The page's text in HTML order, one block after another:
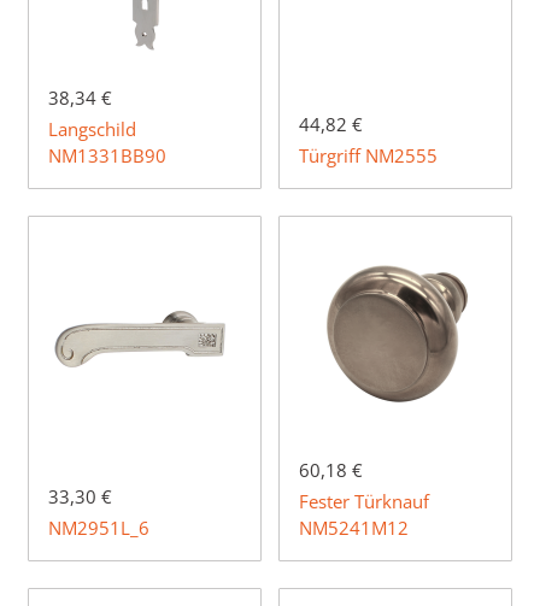
38,34 €
Langschild
NM1331BB90
44,82 €
Türgriff NM2555
33,30 €
NM2951L_6
60,18 €
Fester Türknauf
NM5241M12